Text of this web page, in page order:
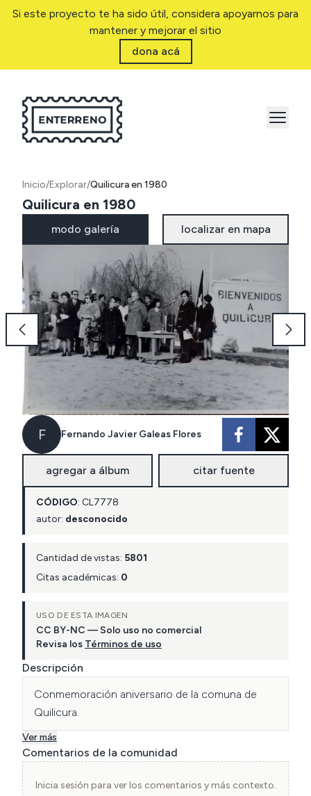
Si este proyecto te ha sido útil, considera apoyarnos para
mantener y mejorar el sitio
dona acá
Inicio/Explorar/Quilicura en 1980
Quilicura en 1980
modo galería localizar en mapa
F Fernando Javier Galeas Flores
agregar a álbum citar fuente
CÓDIGO: CL7778
autor: desconocido
Cantidad de vistas: 5801
Citas académicas: 0
USO DE ESTA IMAGEN
CC BY-NC — Solo uso no comercial
Revisa los Términos de uso
Descripción
Conmemoración aniversario de la comuna de
Quilicura.
Ver más
Comentarios de la comunidad
Inicia sesión para ver los comentarios y más contexto.